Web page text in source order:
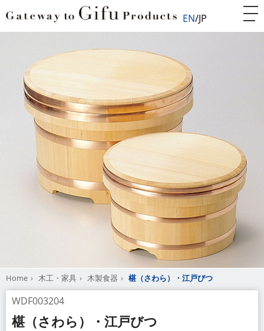
EN JP
Home 木工・家具 木製食器 椹（さわら）・江戸びつ
WDF003204
椹（さわら）・江戸びつ